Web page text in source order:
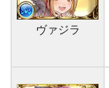
ヴァジラ